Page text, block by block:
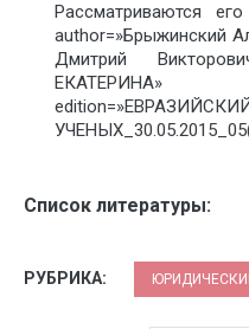
Рассматриваются
author=»Брыжинский
Дмитрий
ЕКАТЕРИНА»
Список литературы:
РУБРИКА: